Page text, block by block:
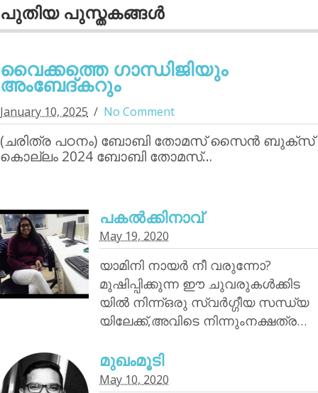
പുതിയ പുസ്തകങ്ങള്‍
വൈക്കത്തെ ഗാന്ധിജിയും
അംബേദ്കറും
January 10, 2025 No Comment
(ചരിത്ര പഠനം) ബോബി തോമസ് സൈന്‍ ബുക്‌സ്
കൊല്ലം 2024 ബോബി തോമസ്…
പകൽക്കിനാവ്‌
May 19, 2020
യാമിനി നായര്‍ നീ വരുന്നോ?
മുഷിപ്പിക്കുന്ന ഈ ചുവരുകൾക്കിട
യിൽ നിന്ന്ഒരു സ്വർഗ്ഗീയ സന്ധ്യ
യിലേക്ക്,അവിടെ നിന്നുംനക്ഷത്ര…
മുഖംമൂടി
May 10, 2020